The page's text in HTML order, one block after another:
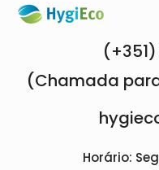
(Chamada
Horário: